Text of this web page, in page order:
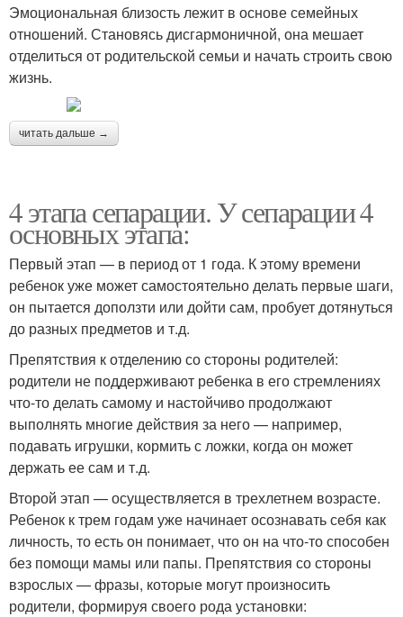
Эмоциональная близость лежит в основе семейных
отношений. Становясь дисгармоничной, она мешает
отделиться от родительской семьи и начать строить свою
жизнь.
читать дальше →
4 этапа сепарации. У сепарации 4
основных этапа:
Первый этап — в период от 1 года. К этому времени
ребенок уже может самостоятельно делать первые шаги,
он пытается доползти или дойти сам, пробует дотянуться
до разных предметов и т.д.
Препятствия к отделению со стороны родителей:
родители не поддерживают ребенка в его стремлениях
что-то делать самому и настойчиво продолжают
выполнять многие действия за него — например,
подавать игрушки, кормить с ложки, когда он может
держать ее сам и т.д.
Второй этап — осуществляется в трехлетнем возрасте.
Ребенок к трем годам уже начинает осознавать себя как
личность, то есть он понимает, что он на что-то способен
без помощи мамы или папы. Препятствия со стороны
взрослых — фразы, которые могут произносить
родители, формируя своего рода установки: